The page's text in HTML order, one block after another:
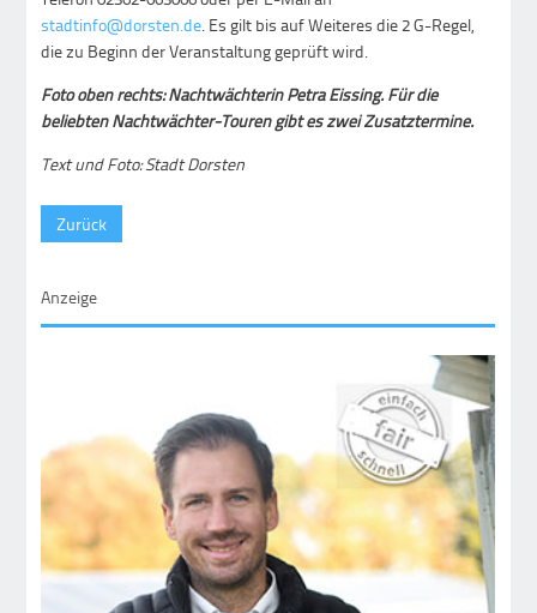
stadtinfo@dorsten.de. Es gilt bis auf Weiteres die 2 G-Regel,
die zu Beginn der Veranstaltung geprüft wird.
Foto oben rechts: Nachtwächterin Petra Eissing. Für die
beliebten Nachtwächter-Touren gibt es zwei Zusatztermine.
Text und Foto: Stadt Dorsten
Zurück
Anzeige